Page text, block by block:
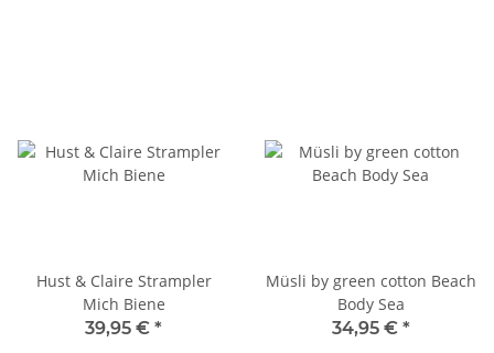
Hust & Claire Strampler
Mich Biene
39,95 € *
Müsli by green cotton Beach
Body Sea
34,95 € *